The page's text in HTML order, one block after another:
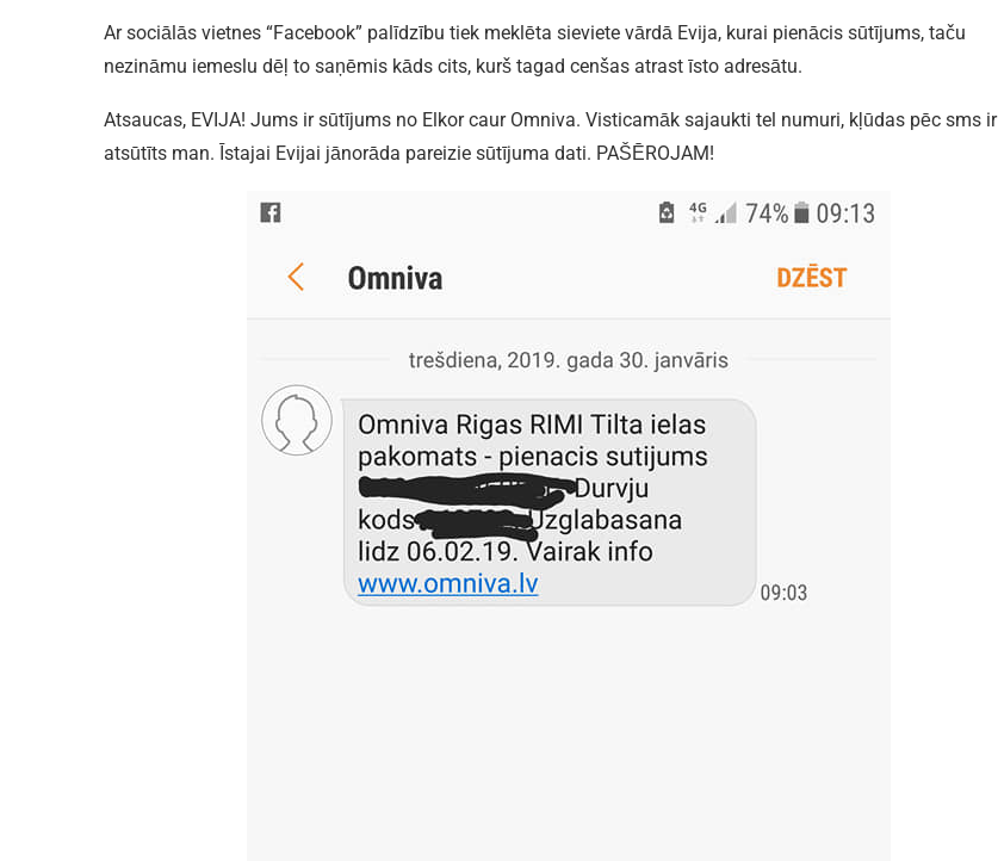
Ar sociālās vietnes “Facebook” palīdzību tiek meklēta sieviete vārdā Evija, kurai pienācis sūtījums, taču
nezināmu iemeslu dēļ to saņēmis kāds cits, kurš tagad cenšas atrast īsto adresātu.
Atsaucas, EVIJA! Jums ir sūtījums no Elkor caur Omniva. Visticamāk sajaukti tel numuri, kļūdas pēc sms ir
atsūtīts man. Īstajai Evijai jānorāda pareizie sūtījuma dati. PAŠĒROJAM!